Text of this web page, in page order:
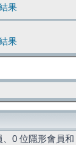
果
果
0 位隱形會員